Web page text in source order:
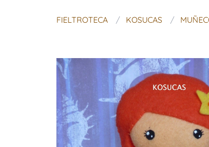
FIELTROTECA KOSUCAS